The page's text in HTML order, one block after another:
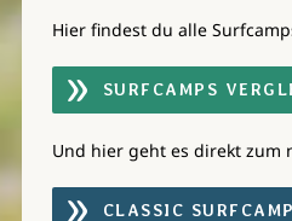
Hier findest du alle
SURFCAMPS
Und hier geht es direkt zum
CLASSIC SURFCAMP